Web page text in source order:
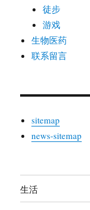
徒步
游戏
生物医药
联系留言
sitemap
news-sitemap
生活